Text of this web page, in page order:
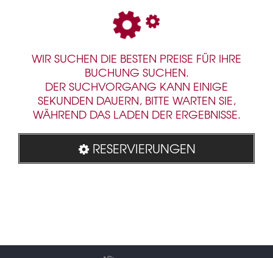
WIR SUCHEN DIE BESTEN PREISE FÜR IHRE
BUCHUNG SUCHEN.
DER SUCHVORGANG KANN EINIGE
SEKUNDEN DAUERN, BITTE WARTEN SIE,
WÄHREND DAS LADEN DER ERGEBNISSE.
RESERVIERUNGEN